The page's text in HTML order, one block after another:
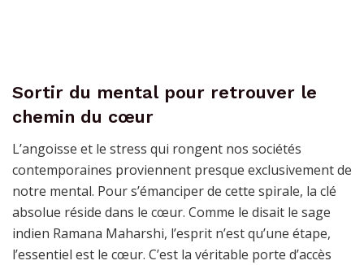
Sortir du mental pour retrouver le
chemin du cœur
L’angoisse et le stress qui rongent nos sociétés
contemporaines proviennent presque exclusivement de
notre mental. Pour s’émanciper de cette spirale, la clé
absolue réside dans le cœur. Comme le disait le sage
indien Ramana Maharshi, l’esprit n’est qu’une étape,
l’essentiel est le cœur. C’est la véritable porte d’accès